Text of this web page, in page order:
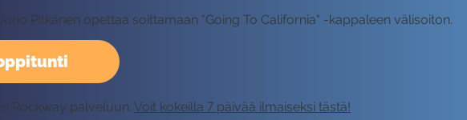
Pitkänen opettaa soittamaan "Going To California" -kappaleen välisoiton.
Rockway palveluun. Voit kokeilla 7 päivää ilmaiseksi tästä!